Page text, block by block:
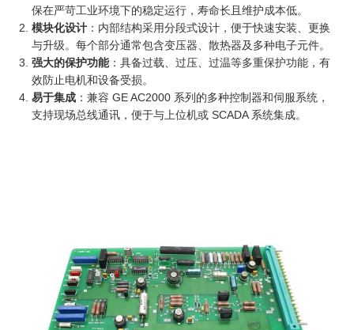
保在严苛工业环境下的稳定运行，寿命长且维护成本低。
模块化设计 ：内部结构采用分段式设计，便于快速安装、更换
与升级。每个部分通常包含变压器、散热器及多种电子元件。
强大的保护功能：具备过载、过压、过温等多重保护功能，有
效防止电机和设备受损。
易于集成 ：兼容 GE AC2000 系列的多种控制器和伺服系统，
支持现场总线通讯，便于与上位机或 SCADA 系统集成。